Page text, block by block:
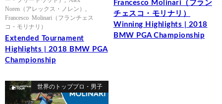
Noren（アレックス・ノレン）
Francesco Molinari（フランチェス
コ・モリナリ）
Extended Tournament
Highlights | 2018 BMW PGA
Championship
Francesco Molinari（フラン
チェスコ・モリナリ）
Winning Highlights | 2018
BMW PGA Championship
世界のトッププロ・男子